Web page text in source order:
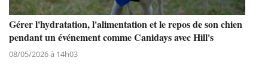
Gérer l'hydratation, l'alimentation et le repos de son chien
pendant un événement comme Canidays avec Hill's
08/05/2026 à 14h03